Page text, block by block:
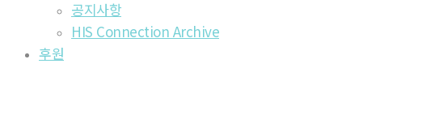
공지사항
HIS Connection Archive
후원